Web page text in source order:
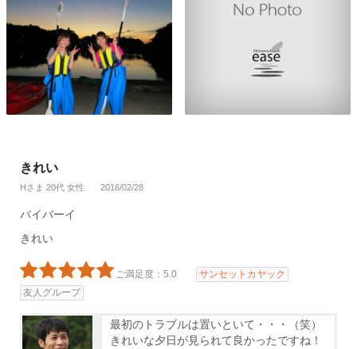
きれい
Hさま 20代 女性 2016/02/28
バイバーイ
きれい
ご満足度：5.0
サンセットカヤック
友人グループ
最初のトラブルは置いといて・・・（笑）
きれいな夕日が見られて良かったですね！